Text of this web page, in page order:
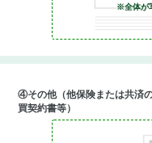
※全体が
④その他（他保険または共済
買契約書等）